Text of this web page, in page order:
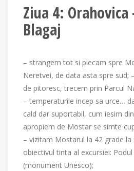
Ziua 4:
Blagaj
– strangem tot si plecam spre
Neretvei, de data asta spre sud;
de pitoresc, trecem prin Parcul
– temperaturile incep sa urce…
cald dar suportabil, cum iesim
apropiem de Mostar se simte
– vizitam Mostarul la 42 grade la
obiectivul tinta al excursiei:
(monument Unesco);